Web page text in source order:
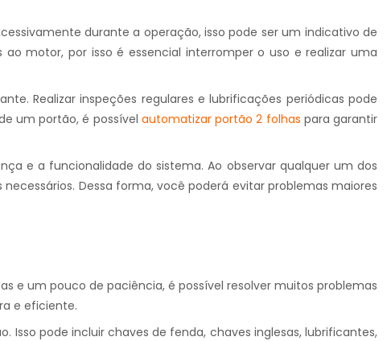
durante a operação, isso pode ser um indicativo de
motor, por isso é essencial interromper o uso e realizar uma
Realizar inspeções regulares e lubrificações periódicas pode
um portão, é possível automatizar portão 2 folhas para garantir
e a funcionalidade do sistema. Ao observar qualquer um dos
Dessa forma, você poderá evitar problemas maiores
e um pouco de paciência, é possível resolver muitos problemas
e eficiente.
pode incluir chaves de fenda, chaves inglesas, lubrificantes,